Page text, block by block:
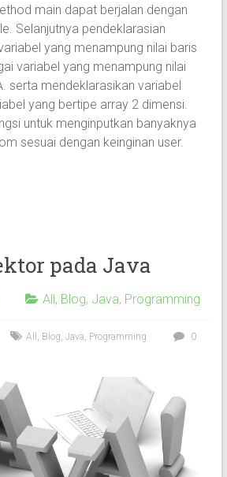
main dapat berjalan dengan
Selanjutnya pendeklarasian
yang menampung nilai baris
variabel yang menampung nilai
serta mendeklarasikan variabel
yang bertipe array 2 dimensi.
untuk menginputkan banyaknya
sesuai dengan keinginan user.
pada Java
All , Blog, Java, Programming
All , Blog, Java, Programming
0